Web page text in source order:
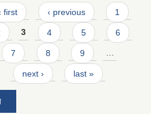
first ‹ previous 1
3 4 5 6
7 8 9 …
next › last »